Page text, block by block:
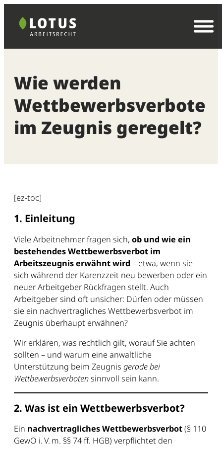
Inhalt
springen
Wie werden
Wettbewerbsverbote
im Zeugnis geregelt?
[ez-toc]
1. Einleitung
Viele Arbeitnehmer fragen sich, ob und wie ein
bestehendes Wettbewerbsverbot im
Arbeitszeugnis erwähnt wird – etwa, wenn sie
sich während der Karenzzeit neu bewerben oder ein
neuer Arbeitgeber Rückfragen stellt. Auch
Arbeitgeber sind oft unsicher: Dürfen oder müssen
sie ein nachvertragliches Wettbewerbsverbot im
Zeugnis überhaupt erwähnen?
Wir erklären, was rechtlich gilt, worauf Sie achten
sollten – und warum eine anwaltliche
Unterstützung beim Zeugnis gerade bei
Wettbewerbsverbotensinnvoll sein kann.
2. Was ist ein Wettbewerbsverbot?
Ein nachvertragliches Wettbewerbsverbot(§ 110
GewO i. V. m. §§ 74 ff. HGB) verpflichtet den